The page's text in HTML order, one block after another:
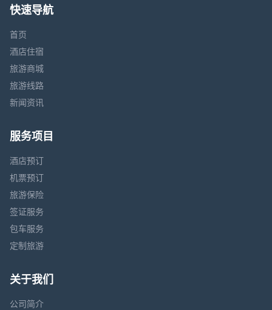
快速导航
首页
酒店住宿
旅游商城
旅游线路
新闻资讯
服务项目
酒店预订
机票预订
旅游保险
签证服务
包车服务
定制旅游
关于我们
公司简介